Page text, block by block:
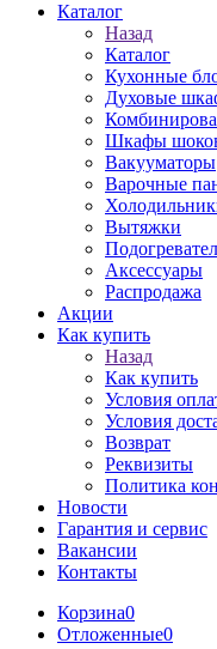
Каталог
Назад
Каталог
Кухонные
Духовые
Шкафы
Вакууматоры
Варочные
Вытяжки
Аксессуары
Распродажа
Акции
Как купить
Назад
Как купить
Условия
Условия
Возврат
Реквизиты
Политика
Новости
Гарантия и сервис
Вакансии
Контакты
Корзина0
Отложенные0